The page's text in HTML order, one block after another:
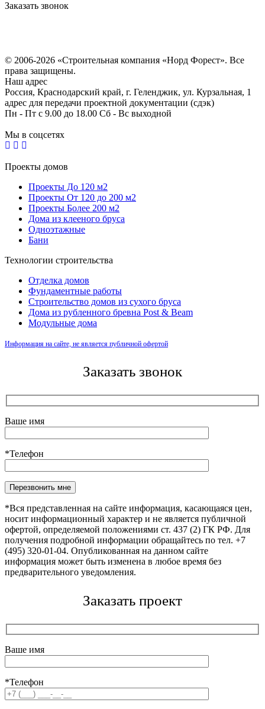
Заказать звонок
© 2006-2026 «Строительная компания «Норд Форест». Все
права защищены.
Наш адрес
Россия, Краснодарский край, г. Геленджик, ул. Курзальная, 1
адрес для передачи проектной документации (сдэк)
Пн - Пт с 9.00 до 18.00 Сб - Вс выходной
Мы в соцсетях
Проекты домов
Проекты До 120 м2
Проекты От 120 до 200 м2
Проекты Более 200 м2
Дома из клееного бруса
Одноэтажные
Бани
Технологии строительства
Отделка домов
Фундаментные работы
Строительство домов из сухого бруса
Дома из рубленного бревна Post & Beam
Модульные дома
Информация на сайте, не является публичной офертой
Заказать звонок
Ваше имя
*Телефон
Оставьте это поле пустым.
*Вся представленная на сайте информация, касающаяся цен,
носит информационный характер и не является публичной
офертой, определяемой положениями ст. 437 (2) ГК РФ. Для
получения подробной информации обращайтесь по тел. +7
(495) 320-01-04. Опубликованная на данном сайте
информация может быть изменена в любое время без
предварительного уведомления.
Заказать проект
Ваше имя
*Телефон